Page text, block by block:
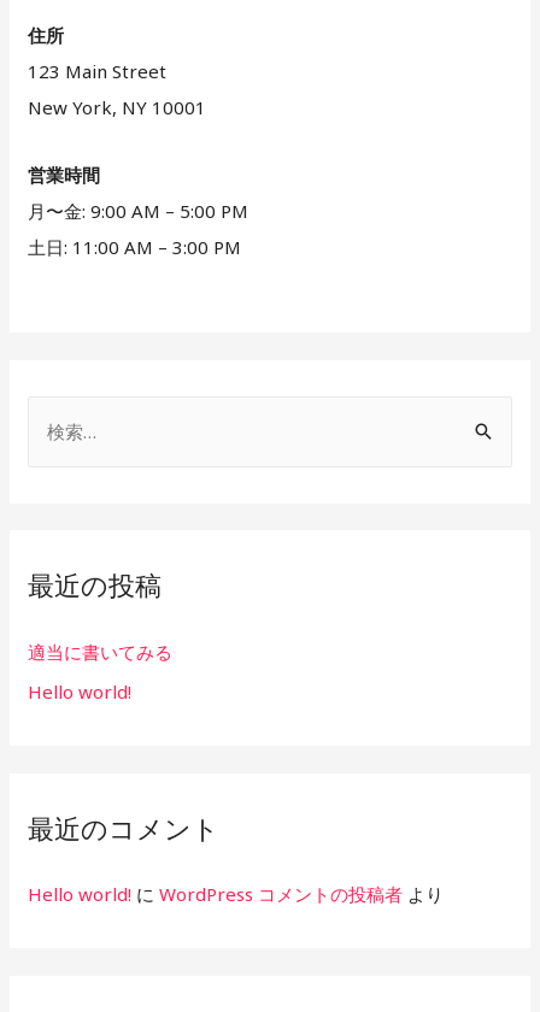
住所
123 Main Street
New York, NY 10001
営業時間
月〜金: 9:00 AM – 5:00 PM
土日: 11:00 AM – 3:00 PM
最近の投稿
適当に書いてみる
Hello world!
最近のコメント
Hello world! にWordPress コメントの投稿者 より